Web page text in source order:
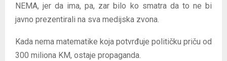
NEMA, jer da ima, pa, zar bilo ko smatra da to ne bi
javno prezentirali na sva medijska zvona.
Kada nema matematike koja potvrđuje političku priču od
300 miliona KM, ostaje propaganda.